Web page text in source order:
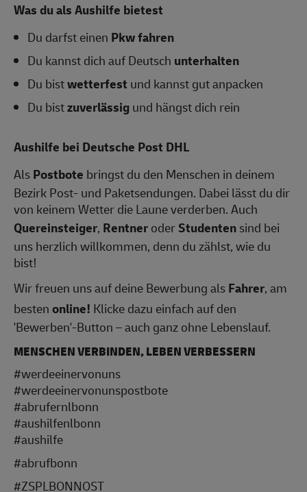
Was du als Aushilfe bietest
Du darfst einen Pkw fahren
Du kannst dich auf Deutsch unterhalten
Du bistwetterfest und kannst gut anpacken
Du bistzuverlässigund hängst dich rein
Aushilfe bei Deutsche Post DHL
AlsPostbote bringst du den Menschen in deinem
Bezirk Post- und Paketsendungen. Dabei lässt du dir
von keinem Wetter die Laune verderben. Auch
Quereinsteiger, RentneroderStudentensind bei
uns herzlich willkommen, denn du zählst, wie du
bist!
Wir freuen uns auf deine Bewerbung alsFahrer, am
bestenonline! Klicke dazu einfach auf den
'Bewerben'-Button – auch ganz ohne Lebenslauf.
MENSCHEN VERBINDEN, LEBEN VERBESSERN
#werdeeinervonuns
#werdeeinervonunspostbote
#abrufernlbonn
#aushilfenlbonn
#aushilfe
#abrufbonn
#ZSPLBONNOST